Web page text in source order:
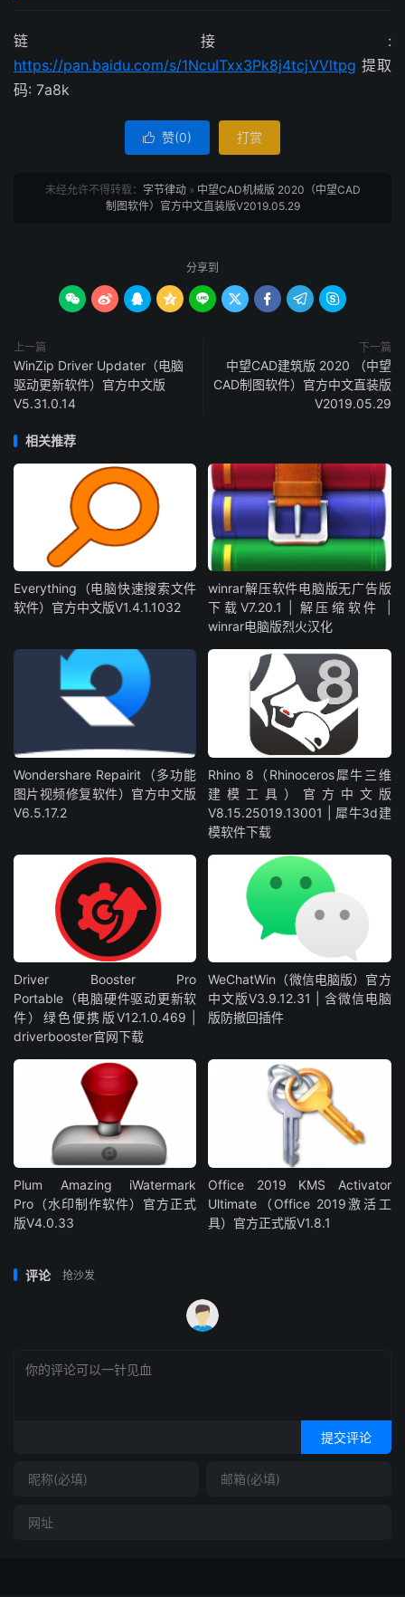
链接:
https://pan.baidu.com/s/1NcuITxx3Pk8j4tcjVVltpg 提取
码: 7a8k
 赞(0) 打赏
未经允许不得转载： 字节律动» 中望CAD机械版 2020（中望CAD
制图软件）官方中文直装版V2019.05.29
分享到
        
上一篇
WinZip Driver Updater（电脑
驱动更新软件）官方中文版
V5.31.0.14
下一篇
中望CAD建筑版 2020 （中望
CAD制图软件）官方中文直装版
V2019.05.29
相关推荐
Everything（电脑快速搜索文件
软件）官方中文版V1.4.1.1032
winrar解压软件电脑版无广告版
下载V7.20.1 | 解压缩软件 |
winrar电脑版烈火汉化
Wondershare Repairit（多功能
图片视频修复软件）官方中文版
V6.5.17.2
Rhino 8（Rhinoceros犀牛三维
建模工具）官方中文版
V8.15.25019.13001 | 犀牛3d建
模软件下载
Driver Booster Pro
Portable（电脑硬件驱动更新软
件）绿色便携版V12.1.0.469 |
driverbooster官网下载
WeChatWin（微信电脑版）官方
中文版V3.9.12.31 | 含微信电脑
版防撤回插件
Plum Amazing iWatermark
Pro（水印制作软件）官方正式
版V4.0.33
Office 2019 KMS Activator
Ultimate（Office 2019激活工
具）官方正式版V1.8.1
评论 抢沙发
提交评论